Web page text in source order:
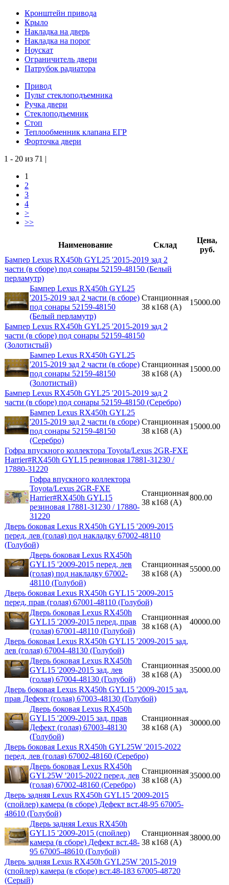
Кронштейн привода
Крыло
Накладка на дверь
Накладка на порог
Ноускат
Ограничитель двери
Патрубок радиатора
Привод
Пульт стеклоподъемника
Ручка двери
Стеклоподъемник
Стоп
Теплообменник клапана ЕГР
Форточка двери
1 - 20 из 71 |
1
2
3
4
>
>>
Наименование Склад
Цена,
руб.
Бампер Lexus RX450h GYL25 '2015-2019 зад 2
части (в сборе) под сонары 52159-48150 (Белый
перламутр)
Бампер Lexus RX450h GYL25
'2015-2019 зад 2 части (в сборе)
под сонары 52159-48150
(Белый перламутр)
Станционная
38 к168 (A)
15000.00
Бампер Lexus RX450h GYL25 '2015-2019 зад 2
части (в сборе) под сонары 52159-48150
(Золотистый)
Бампер Lexus RX450h GYL25
'2015-2019 зад 2 части (в сборе)
под сонары 52159-48150
(Золотистый)
Станционная
38 к168 (A)
15000.00
Бампер Lexus RX450h GYL25 '2015-2019 зад 2
части (в сборе) под сонары 52159-48150 (Серебро)
Бампер Lexus RX450h GYL25
'2015-2019 зад 2 части (в сборе)
под сонары 52159-48150
(Серебро)
Станционная
38 к168 (A)
15000.00
Гофра впускного коллектора Toyota/Lexus 2GR-FXE
Harrier#RX450h GYL15 резиновая 17881-31230 /
17880-31220
Гофра впускного коллектора
Toyota/Lexus 2GR-FXE
Harrier#RX450h GYL15
резиновая 17881-31230 / 17880-
31220
Станционная
38 к168 (A)
800.00
Дверь боковая Lexus RX450h GYL15 '2009-2015
перед, лев (голая) под накладку 67002-48110
(Голубой)
Дверь боковая Lexus RX450h
GYL15 '2009-2015 перед, лев
(голая) под накладку 67002-
48110 (Голубой)
Станционная
38 к168 (A)
55000.00
Дверь боковая Lexus RX450h GYL15 '2009-2015
перед, прав (голая) 67001-48110 (Голубой)
Дверь боковая Lexus RX450h
GYL15 '2009-2015 перед, прав
(голая) 67001-48110 (Голубой)
Станционная
38 к168 (A)
40000.00
Дверь боковая Lexus RX450h GYL15 '2009-2015 зад,
лев (голая) 67004-48130 (Голубой)
Дверь боковая Lexus RX450h
GYL15 '2009-2015 зад, лев
(голая) 67004-48130 (Голубой)
Станционная
38 к168 (A)
35000.00
Дверь боковая Lexus RX450h GYL15 '2009-2015 зад,
прав Дефект (голая) 67003-48130 (Голубой)
Дверь боковая Lexus RX450h
GYL15 '2009-2015 зад, прав
Дефект (голая) 67003-48130
(Голубой)
Станционная
38 к168 (A)
30000.00
Дверь боковая Lexus RX450h GYL25W '2015-2022
перед, лев (голая) 67002-48160 (Серебро)
Дверь боковая Lexus RX450h
GYL25W '2015-2022 перед, лев
(голая) 67002-48160 (Серебро)
Станционная
38 к168 (A)
35000.00
Дверь задняя Lexus RX450h GYL15 '2009-2015
(спойлер) камера (в сборе) Дефект вст.48-95 67005-
48610 (Голубой)
Дверь задняя Lexus RX450h
GYL15 '2009-2015 (спойлер)
камера (в сборе) Дефект вст.48-
95 67005-48610 (Голубой)
Станционная
38 к168 (A)
38000.00
Дверь задняя Lexus RX450h GYL25W '2015-2019
(спойлер) камера (в сборе) вст.48-183 67005-48720
(Серый)